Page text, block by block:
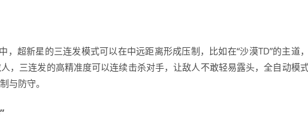
，超新星的三连发模式可以在中远距离形成压制，比如在“沙漠TD”的主道，
，三连发的高精准度可以连续击杀对手，让敌人不敢轻易露头，全自动模
与防守。